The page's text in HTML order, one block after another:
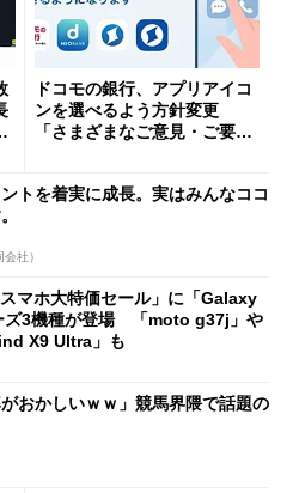
ドコモの銀行、アプリアイコ
ンを選べるよう方針変更
「さまざまなご意見・ご要望
トを着実に成長。実はみんなココ
社）
マホ大特価セール」に「Galaxy
ズ3機種が登場 「moto g37j」や
X9 Ultra」も
がおかしいｗｗ」競馬界隈で話題の